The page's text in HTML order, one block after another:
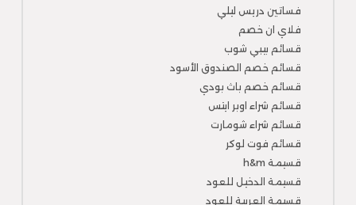
فساتين دريس ليلي
فلاي ان خصم
قسائم بيبي شوب
قسائم خصم الصندوق الأسود
قسائم خصم باث بودي
قسائم شراء اوبر ايتس
قسائم شراء شومارت
قسائم فوت لوكر
قسيمة h&m
قسيمة الدخيل للعود
قسيمة العربية للعود